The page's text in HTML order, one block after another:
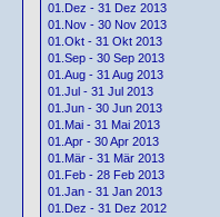
01.Dez - 31 Dez 2013
01.Nov - 30 Nov 2013
01.Okt - 31 Okt 2013
01.Sep - 30 Sep 2013
01.Aug - 31 Aug 2013
01.Jul - 31 Jul 2013
01.Jun - 30 Jun 2013
01.Mai - 31 Mai 2013
01.Apr - 30 Apr 2013
01.Mär - 31 Mär 2013
01.Feb - 28 Feb 2013
01.Jan - 31 Jan 2013
01.Dez - 31 Dez 2012